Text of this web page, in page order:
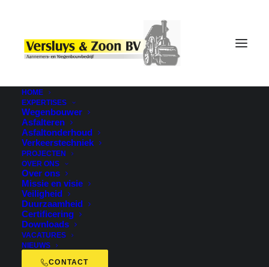
HOME
EXPERTISES
Wegenbouwer
Asfalteren
Asfaltonderhoud
Verkeerstechniek
PROJECTEN
OVER ONS
Over ons
Missie en visie
Veiligheid
Duurzaamheid
Certificering
Downloads
VACATURES
NIEUWS
CONTACT